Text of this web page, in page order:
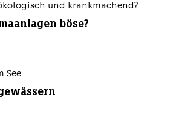
und krankmachend?
böse?
See